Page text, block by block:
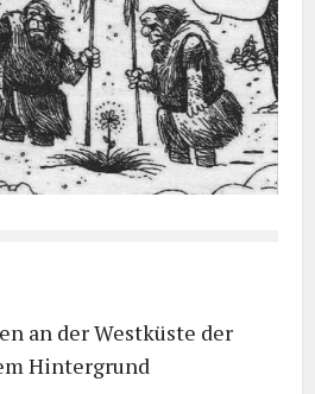
an der Westküste der
Hintergrund